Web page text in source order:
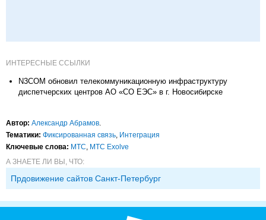
ИНТЕРЕСНЫЕ ССЫЛКИ
N3COM обновил телекоммуникационную инфраструктуру
диспетчерских центров АО «СО ЕЭС» в г. Новосибирске
Автор: Александр Абрамов.
Тематики: Фиксированная связь, Интеграция
Ключевые слова: МТС, МТС Exolve
А ЗНАЕТЕ ЛИ ВЫ, ЧТО:
Прдовижение сайтов Санкт-Петербург